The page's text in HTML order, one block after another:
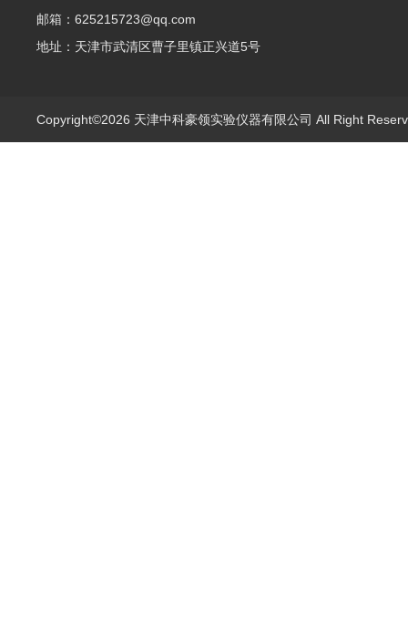
邮箱：625215723@qq.com
地址：天津市武清区曹子里镇正兴道5号
Copyright©2026 天津中科豪领实验仪器有限公司 All Right